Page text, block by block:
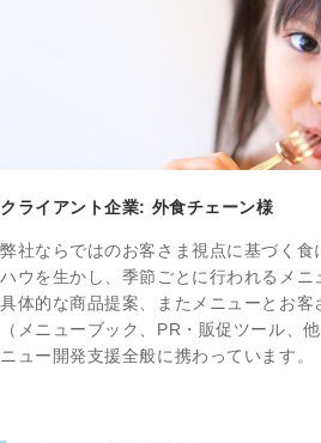
クライアント企業: 外食チェーン様
弊社ならではのお客さま視点に基づく食
ハウを生かし、季節ごとに行われるメニ
具体的な商品提案、またメニューとお
（メニューブック、PR・販促ツール、
ニュー開発支援全般に携わっています。